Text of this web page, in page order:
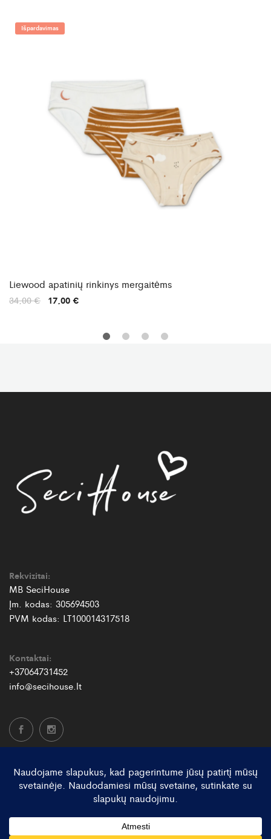
Išpardavimas
Liewood apatinių rinkinys mergaitėms
34,00€ 17,00 €
Rekvizitai:
MB SeciHouse
Įm. kodas: 305694503
PVM kodas: LT100014317518
Kontaktai:
+37064731452
info@secihouse.lt
© SeciHouse 2026. Visos teisės saugomos.